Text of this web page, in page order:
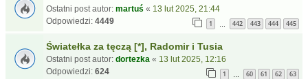
Ostatni post autor: martuś « 13 lut 2025, 21:44
Odpowiedzi: 4449 1 442 443 444 445
Światełka za tęczą [*], Radomir i Tusia
Ostatni post autor: dortezka « 13 lut 2025, 12:16
Odpowiedzi: 624 1 60 61 62 63